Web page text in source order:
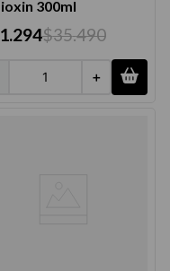
300ml
.294$35.490
＋